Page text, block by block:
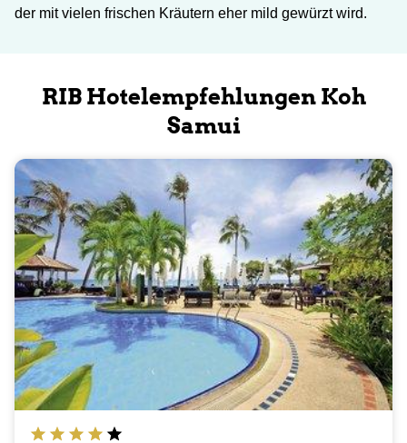
der mit vielen frischen Kräutern eher mild gewürzt wird.
RIB Hotelempfehlungen Koh
Samui